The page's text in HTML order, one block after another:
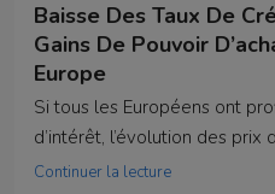
Baisse Des Taux De
Gains De Pouvoir
Europe
Si tous les Européens ont
d’intérêt, l’évolution des prix
Continuer la lecture